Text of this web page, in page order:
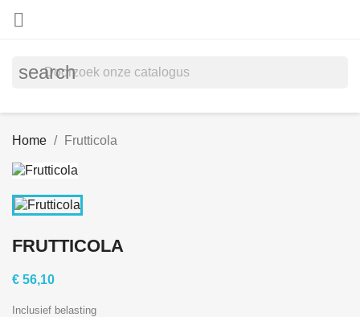

search
Home Frutticola
FRUTTICOLA
€ 56,10
Inclusief belasting